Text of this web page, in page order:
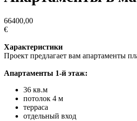
66400,00
€
Характеристики
Проект предлагает вам апартаменты
Апартаменты 1-й этаж:
36 кв.м
потолок 4 м
терраса
отдельный вход